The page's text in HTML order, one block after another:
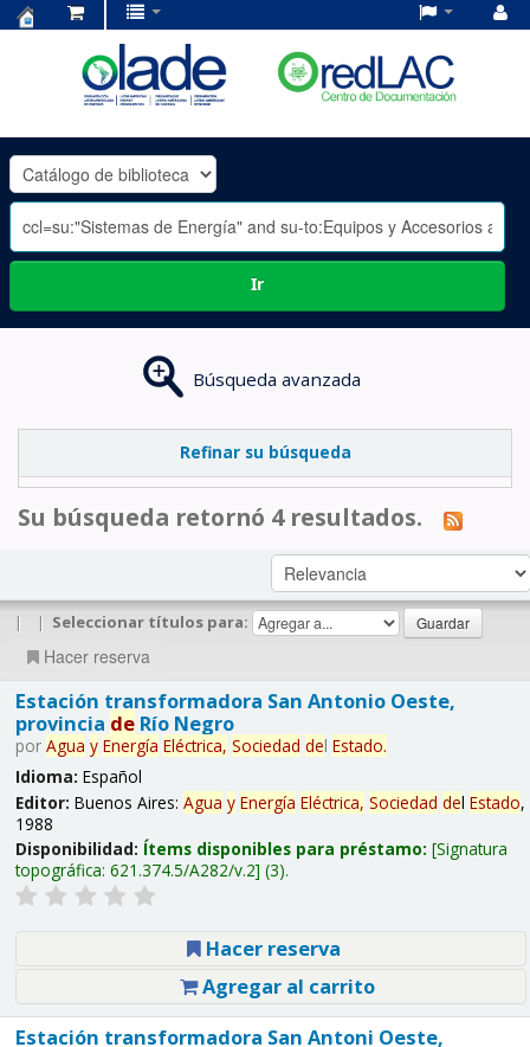
OLADE
-
Ir
Búsqueda avanzada
Refinar su búsqueda
Su búsqueda retornó 4 resultados.
| | Seleccionar títulos para:
Hacer reserva
Estación transformadora San Antonio Oeste,
provincia deRío Negro
por Agua y Energía Eléctrica, Sociedad del Estado.
Idioma: Español
Editor: Buenos Aires: Agua y Energía Eléctrica, Sociedad del Estado,
1988
Disponibilidad: Ítems disponibles para préstamo: Signatura
topográfica: 621.374.5/A282/v.2 (3).
Hacer reserva
Agregar al carrito
Estación transformadora San Antoni Oeste,